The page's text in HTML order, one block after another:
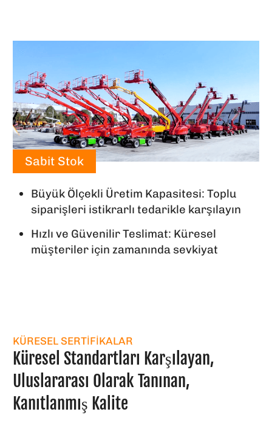
Sabit Stok
Büyük Ölçekli Üretim Kapasitesi: Toplu
siparişleri istikrarlı tedarikle karşılayın
Hızlı ve Güvenilir Teslimat: Küresel
müşteriler için zamanında sevkiyat
KÜRESEL SERTIFIKALAR
Küresel Standartları Karşılayan,
Uluslararası Olarak Tanınan,
Kanıtlanmış Kalite